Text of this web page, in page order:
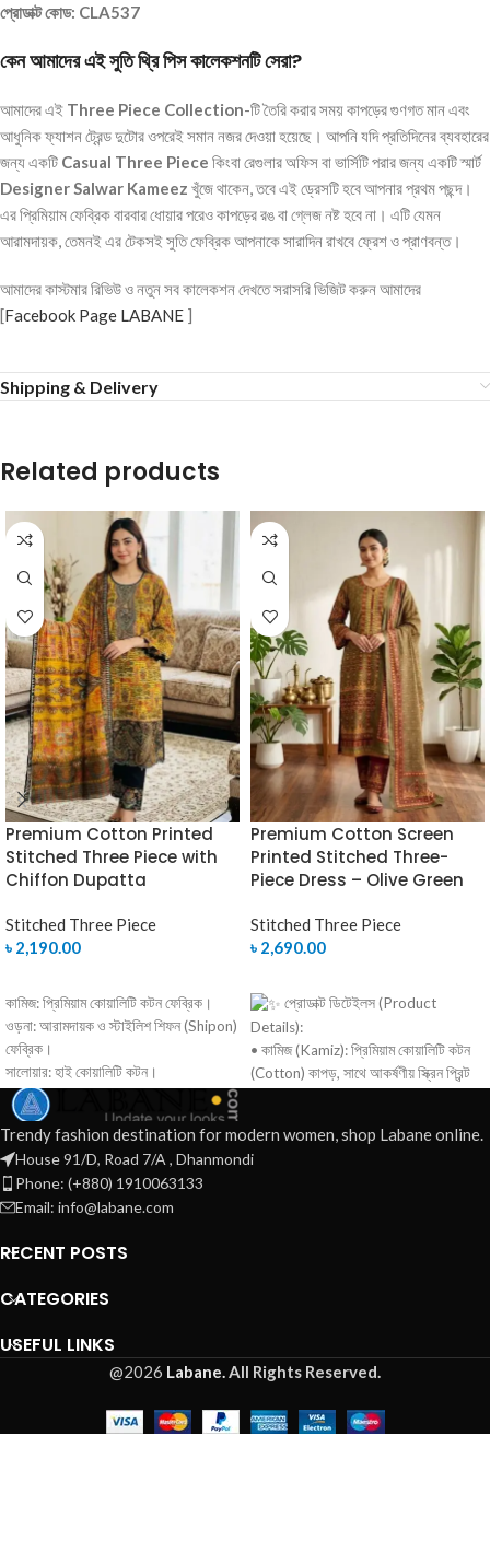
প্রোডাক্ট কোড: CLA537
কেন আমাদের এই সুতি থ্রি পিস কালেকশনটি সেরা?
আমাদের এই Three Piece Collection-টি তৈরি করার সময় কাপড়ের গুণগত মান এবং
আধুনিক ফ্যাশন ট্রেন্ড দুটোর ওপরেই সমান নজর দেওয়া হয়েছে। আপনি যদি প্রতিদিনের ব্যবহারের
জন্য একটি Casual Three Piece কিংবা রেগুলার অফিস বা ভার্সিটি পরার জন্য একটি স্মার্ট
Designer Salwar Kameez খুঁজে থাকেন, তবে এই ড্রেসটি হবে আপনার প্রথম পছন্দ।
এর প্রিমিয়াম ফেব্রিক বারবার ধোয়ার পরেও কাপড়ের রঙ বা গ্লেজ নষ্ট হবে না। এটি যেমন
আরামদায়ক, তেমনই এর টেকসই সুতি ফেব্রিক আপনাকে সারাদিন রাখবে ফ্রেশ ও প্রাণবন্ত।
আমাদের কাস্টমার রিভিউ ও নতুন সব কালেকশন দেখতে সরাসরি ভিজিট করুন আমাদের
[Facebook Page LABANE ]
Shipping & Delivery
Related products
Premium Cotton Printed
Stitched Three Piece with
Chiffon Dupatta
Stitched Three Piece
৳ 2,190.00
কামিজ: প্রিমিয়াম কোয়ালিটি কটন ফেব্রিক।
ওড়না: আরামদায়ক ও স্টাইলিশ শিফন (Shipon)
ফেব্রিক।
সালোয়ার: হাই কোয়ালিটি কটন।
ডিজাইন: চমৎকার অল-ওভার প্রিন্ট এবং
প্রিমিয়াম ফিনিশিং।
কেন আমাদের থেকে কিনবেন?
রেডি-মেড ফিনিশিং, হাতে পেয়েই পরার
উপযোগী।
উন্নত মানের কাপড় ও নিখুঁত কারুকাজের
সারা বাংলাদেশে দ্রুত ক্যাশ অন ডেলিভারি
Premium Cotton Screen
Printed Stitched Three-
Piece Dress – Olive Green
Stitched Three Piece
৳ 2,690.00
প্রোডাক্ট ডিটেইলস (Product
Details):
• কামিজ (Kamiz): প্রিমিয়াম কোয়ালিটি কটন
(Cotton) কাপড়, সাথে আকর্ষণীয় স্ক্রিন প্রিন্ট
Cotton) কাপড়ে ম্যাচিং ডিজিটাল স্ক্রিন প্রিন্ট
করা (বিশাল ঘেরের ও আরামদায়ক)।
Trendy fashion destination for modern women, shop Labane online.
House 91/D, Road 7/A , Dhanmondi
Phone: (+880) 1910063133
Email: info@labane.com
RECENT POSTS
CATEGORIES
USEFUL LINKS
@2026 Labane.All Rights Reserved.